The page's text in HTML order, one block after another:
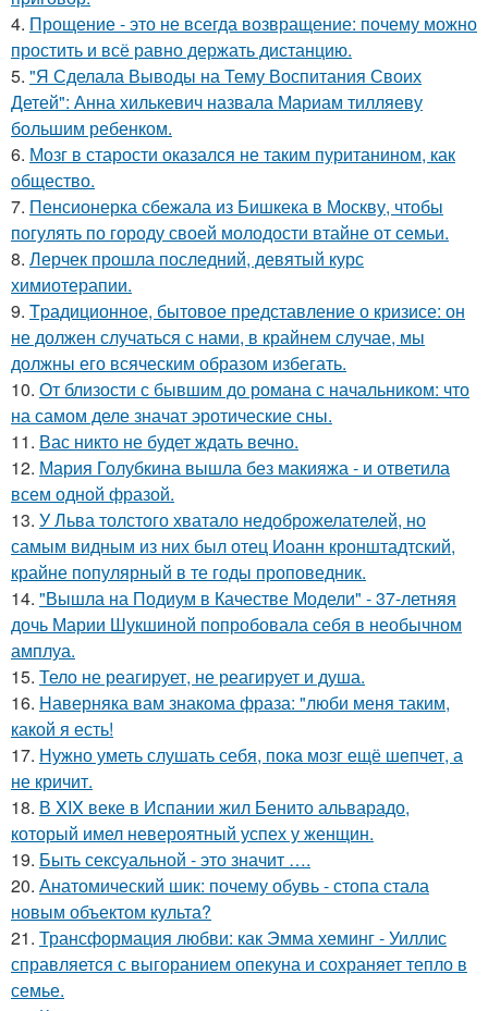
4. Прощение - это не всегда возвращение: почему можно
простить и всё равно держать дистанцию.
5. "Я Сделала Выводы на Тему Воспитания Своих
Детей": Анна хилькевич назвала Мариам тилляеву
большим ребенком.
6. Мозг в старости оказался не таким пуританином, как
общество.
7. Пенсионерка сбежала из Бишкека в Москву, чтобы
погулять по городу своей молодости втайне от семьи.
8. Лерчек прошла последний, девятый курс
химиотерапии.
9. Tpадиционное, бытовое представление о кризисе: он
не должен случаться с нами, в крайнем случае, мы
должны его всяческим образом избегать.
10. От близости с бывшим до романа с начальником: что
на самом деле значат эротические сны.
11. Вас никто не будет ждать вечно.
12. Мария Голубкина вышла без макияжа - и ответила
всем одной фразой.
13. У Льва толстого хватало недоброжелателей, но
самым видным из них был отец Иоанн кронштадтский,
крайне популярный в те годы проповедник.
14. "Вышла на Подиум в Качестве Модели" - 37-летняя
дочь Марии Шукшиной попробовала себя в необычном
амплуа.
15. Тело не реагирует, не реагирует и душа.
16. Hаверняка вам знакома фраза: "люби меня таким,
какой я есть!
17. Нужно уметь слушать себя, пока мозг ещё шепчет, а
не кричит.
18. В XIX веке в Испании жил Бенито альварадо,
который имел невероятный успех у женщин.
19. Быть сексуальной - это значит ….
20. Анатомический шик: почему обувь - стопа стала
новым объектом культа?
21. Трансформация любви: как Эмма хеминг - Уиллис
справляется с выгоранием опекуна и сохраняет тепло в
семье.